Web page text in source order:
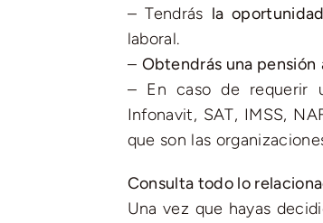
– Tendrás la
laboral.
– Obtendrás una pensión
– En caso de requerir
Infonavit, SAT, IMSS,
que son las
Consulta todo lo
Una vez que hayas